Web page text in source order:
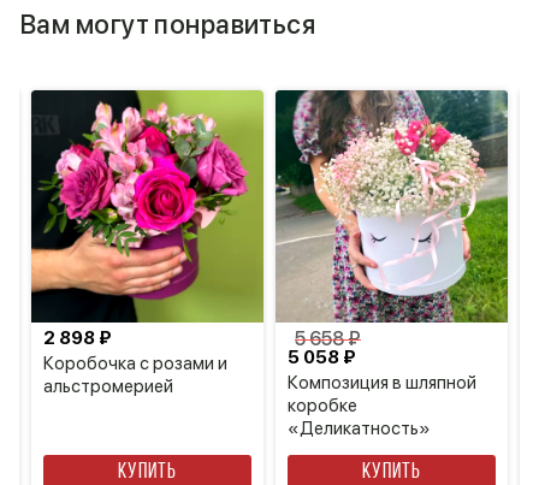
Вам могут понравиться
Коробочка с розами и
альстромерией
2 898 ₽
КУПИТЬ
Композиция в шляпной
коробке
«Деликатность»
5 058 ₽
5 658 ₽
КУПИТЬ